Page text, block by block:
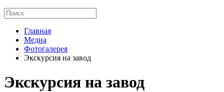
Главная
Медиа
Фотогалерея
Экскурсия на завод
Экскурсия на завод